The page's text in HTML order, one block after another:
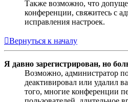
Также возможно, что
конференции, свяжитесь с
исправления настроек.
Вернуться к началу
Я давно зарегистрирован, но
Возможно, администратор
деактивировал или удалил
того, многие конференции